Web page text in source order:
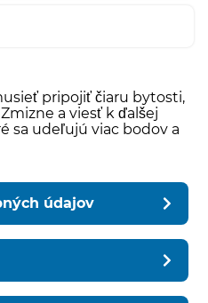
pripojiť čiaru bytosti,
a viesť k ďalšej
sa udeľujú viac bodov a
údajov